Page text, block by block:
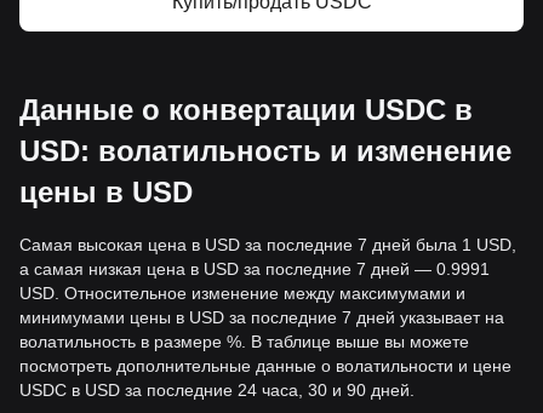
Данные о конвертации USDC в
USD: волатильность и изменение
цены в USD
Самая высокая цена в USD за последние 7 дней была 1 USD,
а самая низкая цена в USD за последние 7 дней — 0.9991
USD. Относительное изменение между максимумами и
минимумами цены в USD за последние 7 дней указывает на
волатильность в размере %. В таблице выше вы можете
посмотреть дополнительные данные о волатильности и цене
USDC в USD за последние 24 часа, 30 и 90 дней.